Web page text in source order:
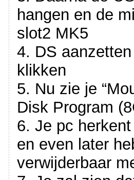
hangen en de
slot2 MK5
4. DS
klikken
5. Nu zie je
Disk Program
6. Je pc
en even later
verwijderbaar